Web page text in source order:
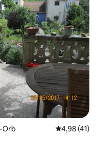
Orb 4,98 de uma
4,98 (41)